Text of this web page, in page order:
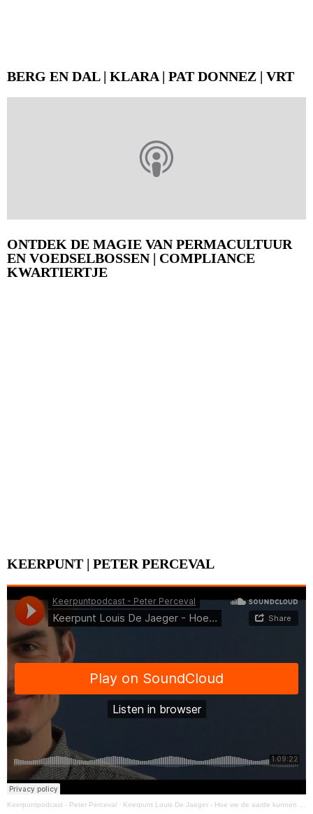
BERG EN DAL | KLARA | PAT DONNEZ | VRT
ONTDEK DE MAGIE VAN PERMACULTUUR
EN VOEDSELBOSSEN | COMPLIANCE
KWARTIERTJE
KEERPUNT | PETER PERCEVAL
Keerpuntpodcast - Peter Perceval · Keerpunt Louis De Jaeger - Hoe we de aarde kunnen redden?